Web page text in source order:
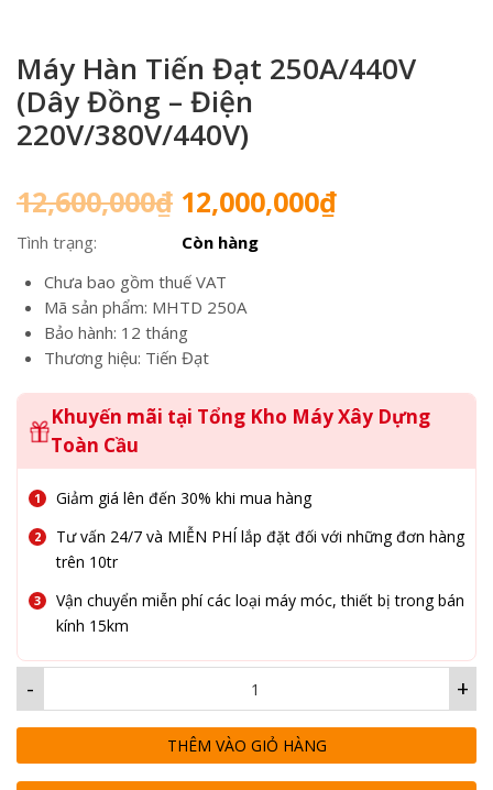
Máy Hàn Tiến Đạt 250A/440V
(Dây Đồng – Điện
220V/380V/440V)
12,600,000₫ Giá
gốc
là:
12,600,000₫.
12,000,000₫Giá
Tình trạng:
Còn hàng
Chưa bao gồm thuế VAT
Mã sản phẩm: MHTD 250A
Bảo hành: 12 tháng
Thương hiệu: Tiến Đạt
Khuyến mãi tại Tổng Kho Máy Xây Dựng
Toàn Cầu
Giảm giá lên đến 30% khi mua hàng
Tư vấn 24/7 và MIỄN PHÍ lắp đặt đối với những đơn hàng
trên 10tr
Vận chuyển miễn phí các loại máy móc, thiết bị trong bán
kính 15km
+
-
THÊM VÀO GIỎ HÀNG